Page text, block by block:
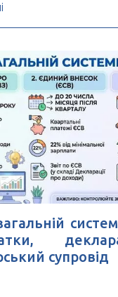
системі
супровід